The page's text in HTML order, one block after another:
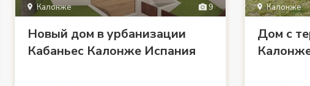
9
Калонже
Новый дом в урбанизации
Кабаньес Калонже Испания
Калонже
Дом с